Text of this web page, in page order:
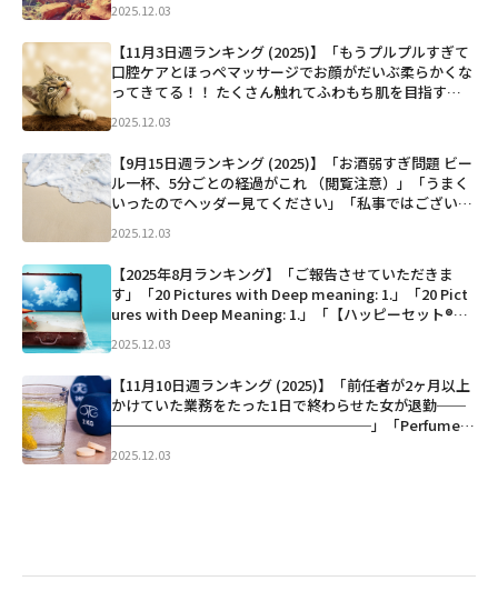
とんでもねースタイルだらけなのよ！マジで！笑...」な
ど
2025.12.03
【11月3日週ランキング (2025)】「もうプルプルすぎて
口腔ケアとほっぺマッサージでお顔がだいぶ柔らかくな
ってきてる！！ たくさん触れてふわもち肌を目指す
んマッサージする。 いつ起きても体が動かしやすいよう
に」「...」など
2025.12.03
【9月15日週ランキング (2025)】「お酒弱すぎ問題 ビー
ル一杯、5分ごとの経過がこれ （閲覧注意）」「うまく
いったのでヘッダー見てください」「私事ではございま
んと結婚する運びとなりました。 “友情結婚”や“交
際...」など
2025.12.03
【2025年8月ランキング】「ご報告させていただきま
す」「20 Pictures with Deep meaning: 1.」「20 Pict
ures with Deep Meaning: 1.」「【ハッピーセット®販
2025.12.03
【11月10日週ランキング (2025)】「前任者が2ヶ月以上
かけていた業務をたった1日で終わらせた女が退勤──
──────────────────」「Perfumeあ
す！」 https://oricon.co.jp/ne...」など
2025.12.03